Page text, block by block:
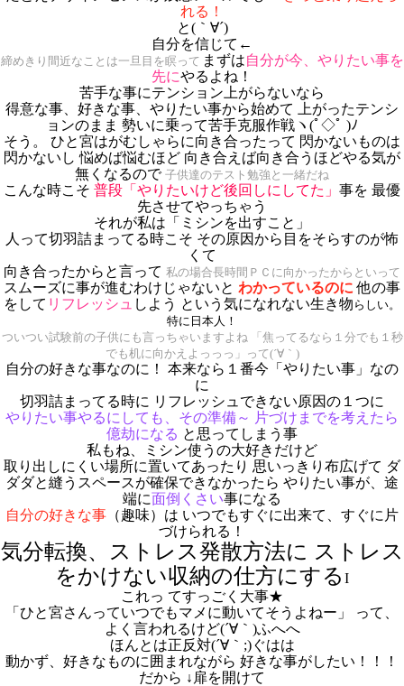
れる！
と(｀∀´)
自分を信じて←
締めきり間近なことは一旦目を瞑って まずは自分が今、やりたい事を
先にやるよね！
苦手な事にテンション上がらないなら
得意な事、好きな事、やりたい事から始めて 上がったテンシ
ョンのまま 勢いに乗って苦手克服作戦ヽ(ﾟ◇ﾟ )ﾉ
そう。 ひと宮はがむしゃらに向き合ったって 閃かないものは
閃かないし 悩めば悩むほど 向き合えば向き合うほどやる気が
無くなるので 子供達のテスト勉強と一緒だね
こんな時こそ 普段「やりたいけど後回しにしてた」 事を 最優
先させてやっちゃう
それが私は「ミシンを出すこと」
人って切羽詰まってる時こそ その原因から目をそらすのが怖
くて
向き合ったからと言って 私の場合長時間 ＰＣに向かったからといって
スムーズに事が進むわけじゃないと わかっているのに 他の事
をして リフレッシュ しよう という気になれない生き物 らしい。
特に日本人！
ついつい試験前の子供にも言っちゃいますよね 「焦ってるなら１分でも１秒
でも机に向かえよっっっ」って(´∀｀)
自分の好きな事なのに！
本来なら１番今「やりたい事」なの
に
切羽詰まってる時に リフレッシュできない原因の１つに
やりたい事やるにしても、その準備～ 片づけまでを考えたら
億劫になる と思ってしまう事
私もね、ミシン使うの大好きだけど
取り出しにくい場所に置いてあったり 思いっきり布広げて ダ
ダダと縫うスペースが確保できなかったら やりたい事が、途
端に面倒くさい事になる
自分の好きな事 （趣味） は いつでもすぐに出来て、すぐに片
づけられる！
気分転換、ストレス発散方法に ストレス
をかけない収納の仕方にする I
これっ てすっごく大事★
「ひと宮さんっていつでもマメに動いてそうよねー」 って、
よく言われるけど(´∀｀)ふへへ
ほんとは正反対(´∀｀;)ぐはは
動かず、好きなものに囲まれながら 好きな事がしたい！！！
だから ↓扉を開けて